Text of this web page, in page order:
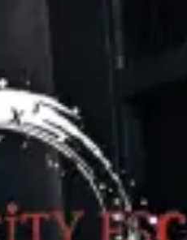
restaurantes